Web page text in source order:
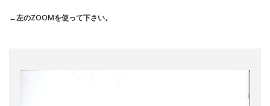
←左のZOOMを使って下さい。